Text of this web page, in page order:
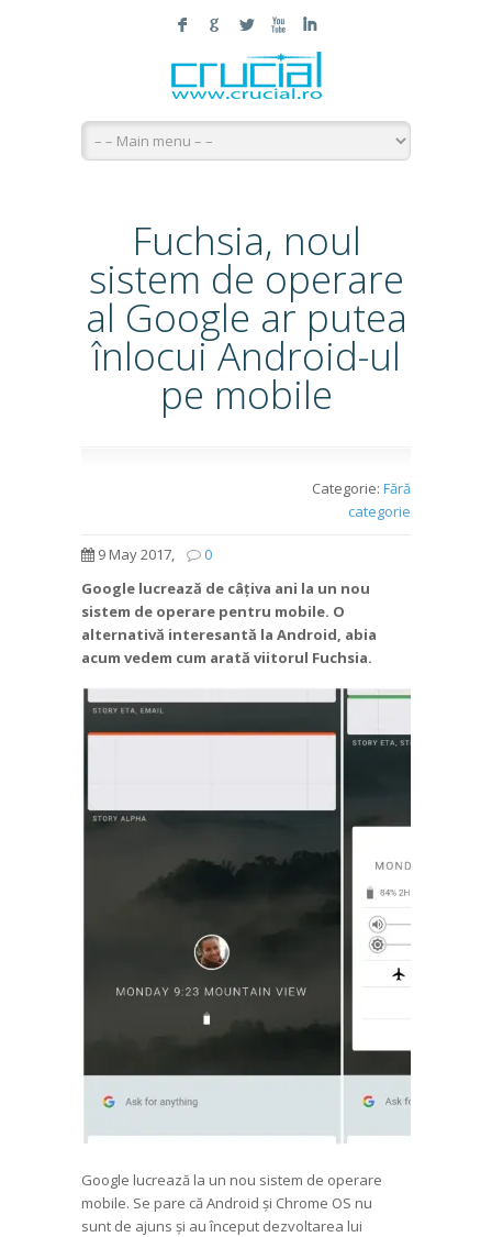
F G L X I
Fuchsia, noul
sistem de operare
al Google ar putea
înlocui Android-ul
pe mobile
Categorie: Fără
categorie
9 May 2017,
0
Google lucrează de câțiva ani la un nou
sistem de operare pentru mobile. O
alternativă interesantă la Android, abia
acum vedem cum arată viitorul Fuchsia.
Google lucrează la un nou sistem de operare
mobile. Se pare că Android și Chrome OS nu
sunt de ajuns și au început dezvoltarea lui